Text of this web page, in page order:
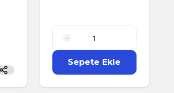
1 Adet
Sepete Ekle